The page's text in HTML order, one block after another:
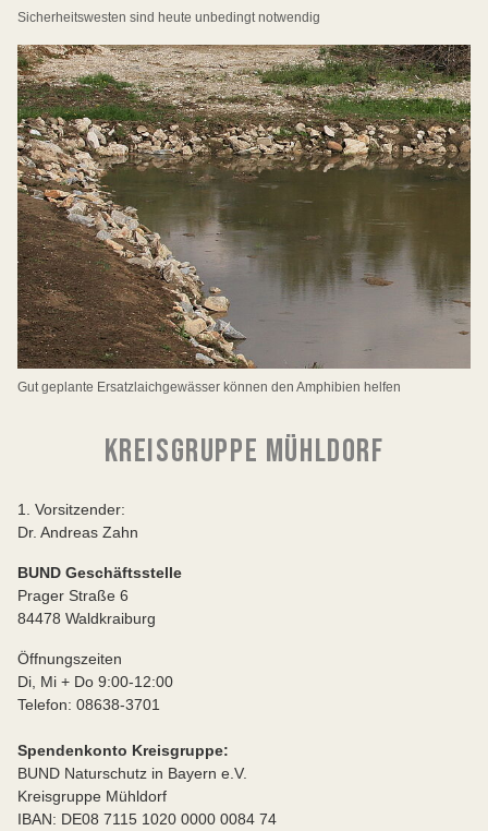
Sicherheitswesten sind heute unbedingt notwendig
Gut geplante Ersatzlaichgewässer können den Amphibien helfen
KREISGRUPPE MÜHLDORF
1. Vorsitzender:
Dr. Andreas Zahn
BUND Geschäftsstelle
Prager Straße 6
84478 Waldkraiburg
Öffnungszeiten
Di, Mi + Do 9:00-12:00
Telefon: 08638-3701
Spendenkonto Kreisgruppe:
BUND Naturschutz in Bayern e.V.
Kreisgruppe Mühldorf
IBAN: DE08 7115 1020 0000 0084 74